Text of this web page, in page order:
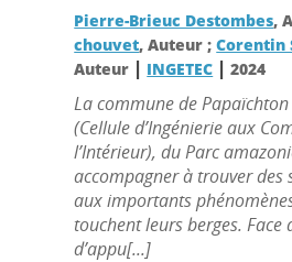
Pierre-Brieuc Destombes,
chouvet, Auteur ;Corentin
Auteur | INGETEC |2024
La commune de Papaïchton
(Cellule d’Ingénierie aux
l’Intérieur), du Parc
accompagner à trouver des
aux importants
touchent leurs berges. Face
d’appu[...]